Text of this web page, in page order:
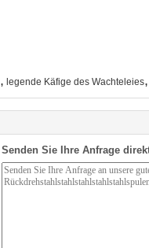
, legende Käfige des Wachteleies,
Senden Sie Ihre Anfrage